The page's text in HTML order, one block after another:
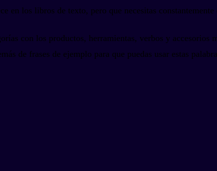
en los libros de texto, pero que necesitas
con los productos, herramientas, verbos y
de frases de ejemplo para que puedas usar estas